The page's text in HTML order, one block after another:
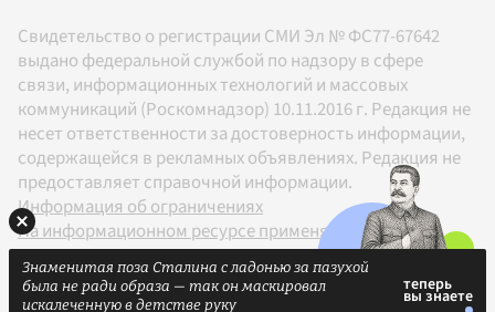
Свидетельство о регистрации СМИ Эл № ФС77-67642
выдано федеральной службой по надзору в сфере
связи, информационных технологий и массовых
коммуникаций (Роскомнадзор) 10.11.2016 г. Редакция не
несет ответственности за достоверность информации,
содержащейся в рекламных объявлениях. Редакция не
предоставляет справочной информации.
Информация об ограничениях
На информационном ресурсе применяются
рекомендательные технологии в соответствии с
Правилами
Знаменитая поза Сталина с ладонью за пазухой
была не ради образа — так он маскировал
искалеченную в детстве руку